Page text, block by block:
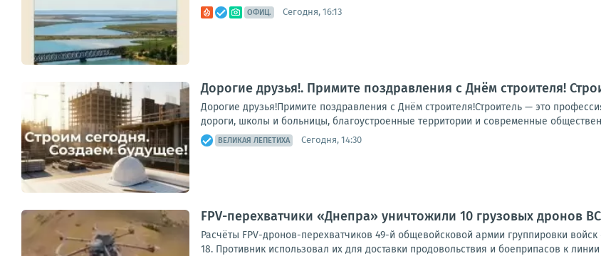
ОФИЦ. Сегодня, 16:13
Дорогие друзья!. Примите поздравления с Днём строителя!
Дорогие друзья!Примите поздравления с Днём строителя!Строитель — это
дороги, школы и больницы, благоустроенные территории и современные
ВЕЛИКАЯ ЛЕПЕТИХА Сегодня, 14:30
FPV-перехватчики «Днепра» уничтожили 10 грузовых дронов
Расчёты FPV-дронов-перехватчиков 49-й общевойсковой армии группировки
18. Противник использовал их для доставки продовольствия и боеприпасов к